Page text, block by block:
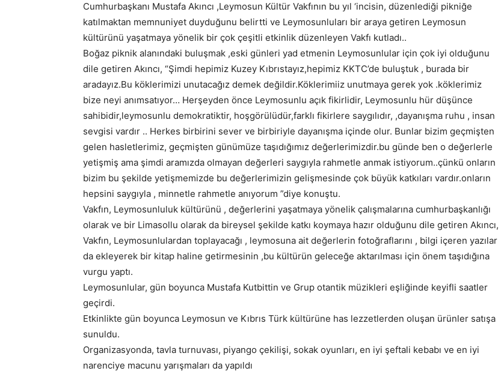
Cumhurbaşkanı Mustafa Akıncı ,Leymosun Kültür Vakfının bu yıl ‘incisin, düzenlediği pikniğe
katılmaktan memnuniyet duyduğunu belirtti ve Leymosunluları bir araya getiren Leymosun
kültürünü yaşatmaya yönelik bir çok çeşitli etkinlik düzenleyen Vakfı kutladı..
Boğaz piknik alanındaki buluşmak ,eski günleri yad etmenin Leymosunlular için çok iyi olduğunu
dile getiren Akıncı, “Şimdi hepimiz Kuzey Kıbrıstayız,hepimiz KKTC’de buluştuk , burada bir
aradayız.Bu köklerimizi unutacağız demek değildir.Köklerimiiz unutmaya gerek yok .köklerimiz
bize neyi anımsatıyor… Herşeyden önce Leymosunlu açık fikirlidir, Leymosunlu hür düşünce
sahibidir,leymosunlu demokratiktir, hoşgörülüdür,farklı fikirlere saygılıdır, ,dayanışma ruhu , insan
sevgisi vardır .. Herkes birbirini sever ve birbiriyle dayanışma içinde olur. Bunlar bizim geçmişten
gelen hasletlerimiz, geçmişten günümüze taşıdığımız değerlerimizdir.bu günde ben o değerlerle
yetişmiş ama şimdi aramızda olmayan değerleri saygıyla rahmetle anmak istiyorum..çünkü onların
bizim bu şekilde yetişmemizde bu değerlerimizin gelişmesinde çok büyük katkıları vardır.onların
hepsini saygıyla , minnetle rahmetle anıyorum ”diye konuştu.
Vakfın, Leymosunluluk kültürünü , değerlerini yaşatmaya yönelik çalışmalarına cumhurbaşkanlığı
olarak ve bir Limasollu olarak da bireysel şekilde katkı koymaya hazır olduğunu dile getiren Akıncı,
Vakfın, Leymosunlulardan toplayacağı , leymosuna ait değerlerin fotoğraflarını , bilgi içeren yazılar
da ekleyerek bir kitap haline getirmesinin ,bu kültürün geleceğe aktarılması için önem taşıdığına
vurgu yaptı.
Leymosunlular, gün boyunca Mustafa Kutbittin ve Grup otantik müzikleri eşliğinde keyifli saatler
geçirdi.
Etkinlikte gün boyunca Leymosun ve Kıbrıs Türk kültürüne has lezzetlerden oluşan ürünler satışa
sunuldu.
Organizasyonda, tavla turnuvası, piyango çekilişi, sokak oyunları, en iyi şeftali kebabı ve en iyi
narenciye macunu yarışmaları da yapıldı